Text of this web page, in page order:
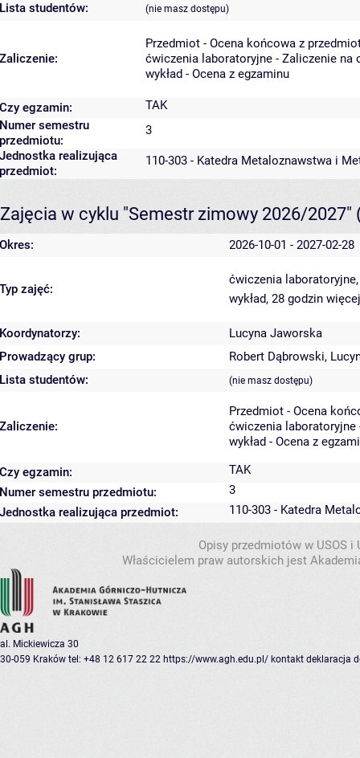
Lista studentów: (nie masz dostępu)
Zaliczenie:
Przedmiot - Ocena końcowa z
ćwiczenia laboratoryjne - Zaliczenie na
wykład - Ocena z egzaminu
Czy egzamin:
TAK
Numer semestru
przedmiotu:
3
Jednostka realizująca
przedmiot:
110-303 - Katedra Metaloznawstwa i
Zajęcia w cyklu "Semestr zimowy 2026/2027"
Okres: 2026-10-01 - 2027-02-28
Typ zajęć:
ćwiczenia
wykład, 28 godzin
Koordynatorzy:
Lucyna Jaworska
Prowadzący grup:
Robert Dąbrowski,
Lista studentów:
(nie masz dostępu)
Zaliczenie:
Przedmiot - Ocena
ćwiczenia laboratoryjne
wykład - Ocena z
Czy egzamin:
TAK
Numer semestru przedmiotu:
3
Jednostka realizująca przedmiot:
110-303 - Katedra
Opisy przedmiotów w USOS
Właścicielem praw autorskich jest
al. Mickiewicza 30
30-059 Kraków tel: +48 12 617 22 22 https://www.agh.edu.pl/ kontakt deklaracja